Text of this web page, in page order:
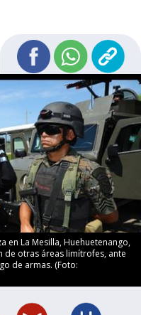
en La Mesilla, Huehuetenango,
de otras áreas limítrofes, ante
de armas. (Foto: